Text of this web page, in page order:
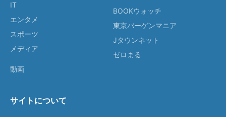
IT
エンタメ
スポーツ
メディア
動画
BOOKウォッチ
東京バーゲンマニア
Jタウンネット
ゼロまる
サイトについて